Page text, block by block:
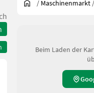
/ Maschinenmarkt /
Beim Laden der